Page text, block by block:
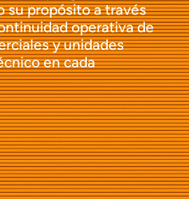
su propósito a través
operativa de
y unidades
en cada